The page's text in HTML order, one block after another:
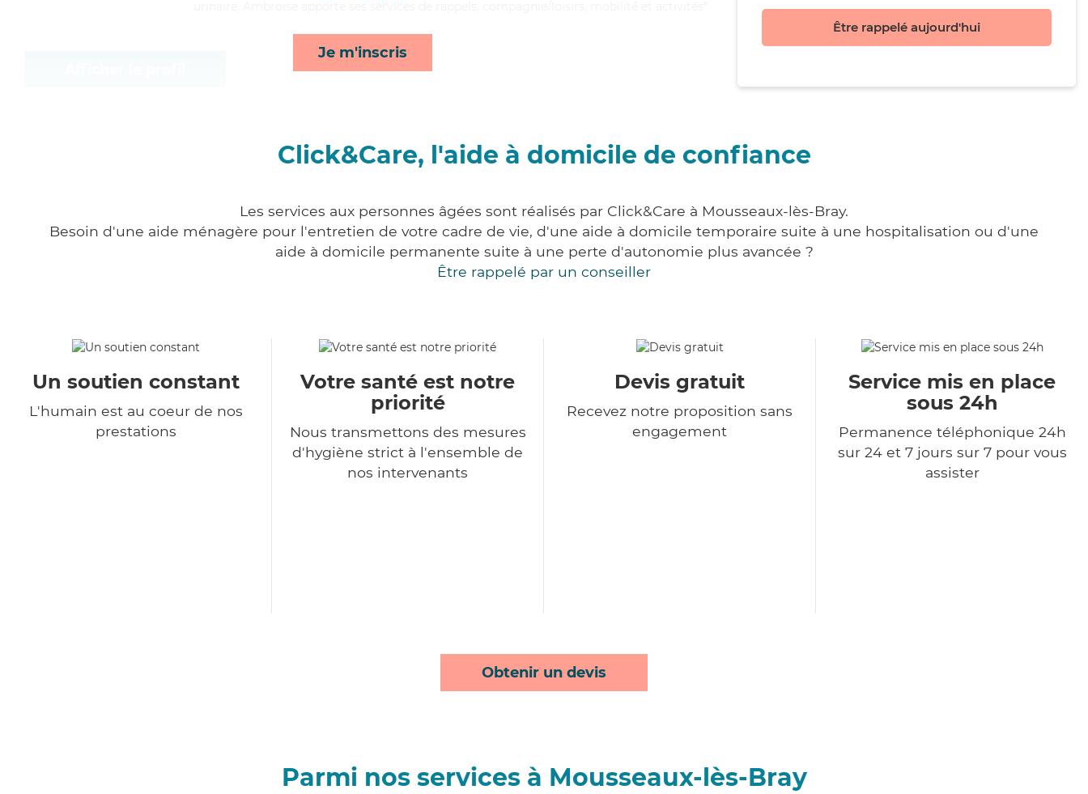
Je m'inscris
Être rappelé aujourd'hui
Click&Care, l'aide à domicile de confiance
Les services aux personnes âgées sont réalisés par Click&Care à Mousseaux-lès-Bray.
Besoin d'une aide ménagère pour l'entretien de votre cadre de vie, d'une aide à domicile temporaire suite à une hospitalisation ou d'une
aide à domicile permanente suite à une perte d'autonomie plus avancée ?
Être rappelé par un conseiller
Un soutien constant
L'humain est au coeur de nos
prestations
Votre santé est notre
priorité
Nous transmettons des mesures
d'hygiène strict à l'ensemble de
nos intervenants
Devis gratuit
Recevez notre proposition sans
engagement
Service mis en place
sous 24h
Permanence téléphonique 24h
sur 24 et 7 jours sur 7 pour vous
assister
Obtenir un devis
Parmi nos services à Mousseaux-lès-Bray